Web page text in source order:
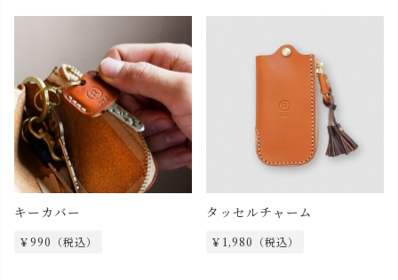
キーカバー
￥990（税込）
タッセルチャーム
￥1,980（税込）